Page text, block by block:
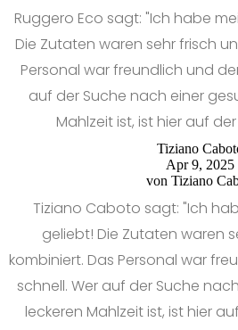
Ruggero Eco sagt: "Ich habe
Die Zutaten waren sehr frisch
Personal war freundlich und
auf der Suche nach einer
Mahlzeit ist, ist hier auf
Tiziano
Apr 9, 2025
von Tiziano
Tiziano Caboto sagt: "Ich
geliebt! Die Zutaten waren
kombiniert. Das Personal war
schnell. Wer auf der Suche
leckeren Mahlzeit ist, ist hier